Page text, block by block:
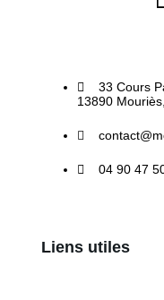
33 Cours
13890
04 90 47
Liens utiles